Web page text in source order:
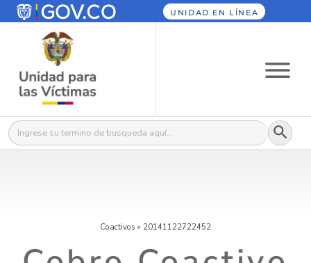
UNIDAD EN LÍNEA
Buscar: Botón
Coactivos » 20141122722452